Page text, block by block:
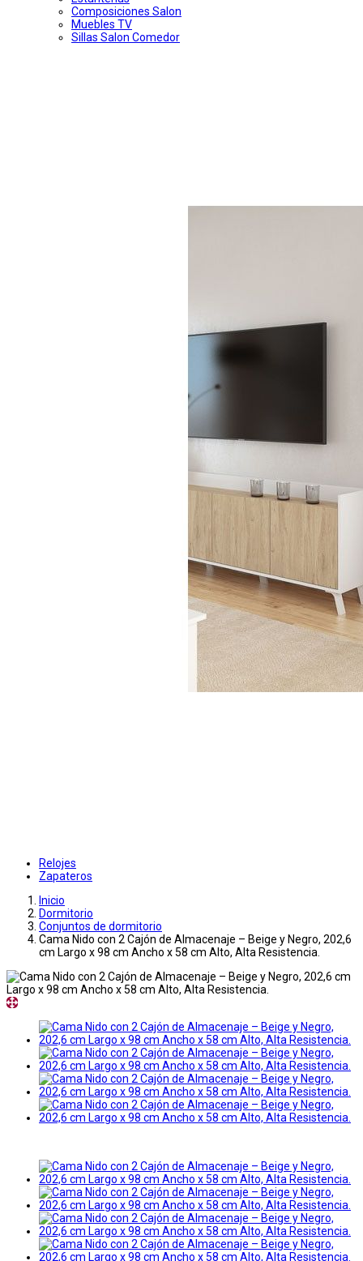
Composiciones Salon
Muebles TV
Sillas Salon Comedor
Relojes
Zapateros
Inicio
Dormitorio
Conjuntos de dormitorio
Cama Nido con 2 Cajón de Almacenaje – Beige y Negro, 202,6
cm Largo x 98 cm Ancho x 58 cm Alto, Alta Resistencia.